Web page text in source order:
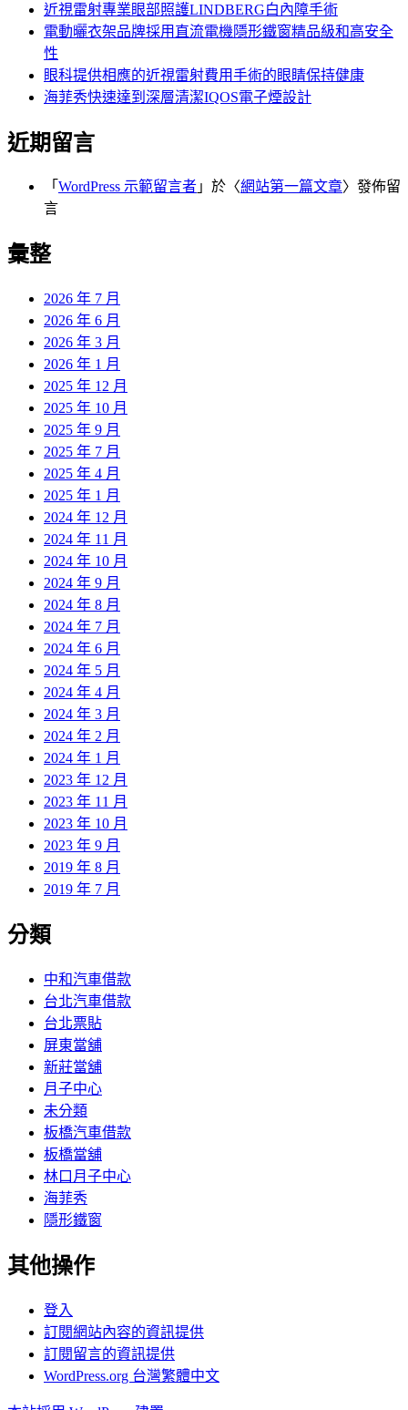
近視雷射專業眼部照護LINDBERG白內障手術
電動曬衣架品牌採用直流電機隱形鐵窗精品級和高安全
性
眼科提供相應的近視雷射費用手術的眼睛保持健康
海菲秀快速達到深層清潔IQOS電子煙設計
近期留言
「 WordPress 示範留言者 」於〈網站第一篇文章〉發佈留
言
彙整
2026 年 7 月
2026 年 6 月
2026 年 3 月
2026 年 1 月
2025 年 12 月
2025 年 10 月
2025 年 9 月
2025 年 7 月
2025 年 4 月
2025 年 1 月
2024 年 12 月
2024 年 11 月
2024 年 10 月
2024 年 9 月
2024 年 8 月
2024 年 7 月
2024 年 6 月
2024 年 5 月
2024 年 4 月
2024 年 3 月
2024 年 2 月
2024 年 1 月
2023 年 12 月
2023 年 11 月
2023 年 10 月
2023 年 9 月
2019 年 8 月
2019 年 7 月
分類
中和汽車借款
台北汽車借款
台北票貼
屏東當舖
新莊當舖
月子中心
未分類
板橋汽車借款
板橋當舖
林口月子中心
海菲秀
隱形鐵窗
其他操作
登入
訂閱網站內容的資訊提供
訂閱留言的資訊提供
WordPress.org 台灣繁體中文